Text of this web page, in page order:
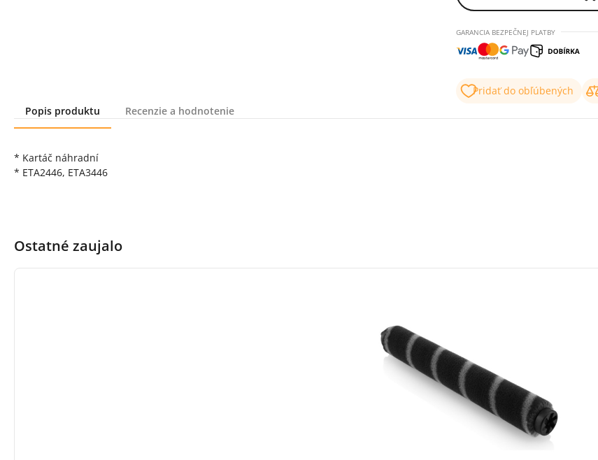
GARANCIA BEZPEČNEJ PLATBY
Pridať do obľúbených
Popis produktu
Recenzie a hodnotenie
* Kartáč náhradní
* ETA2446, ETA3446
Ostatné zaujalo